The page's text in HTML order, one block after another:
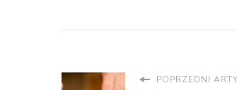
POPRZEDNI